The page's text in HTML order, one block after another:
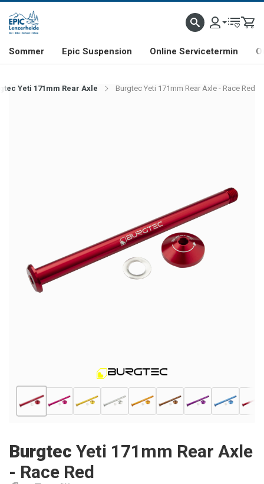
& FREERIDE-SPEZIALIST SCHWEIZER FIRMA SHOP & SHOWROOM IN
Sommer Epic Suspension Online Servicetermin
Yeti 171mm Rear Axle Burgtec Yeti 171mm Rear Axle - Race Red
Burgtec Yeti 171mm Rear Axle
- Race Red